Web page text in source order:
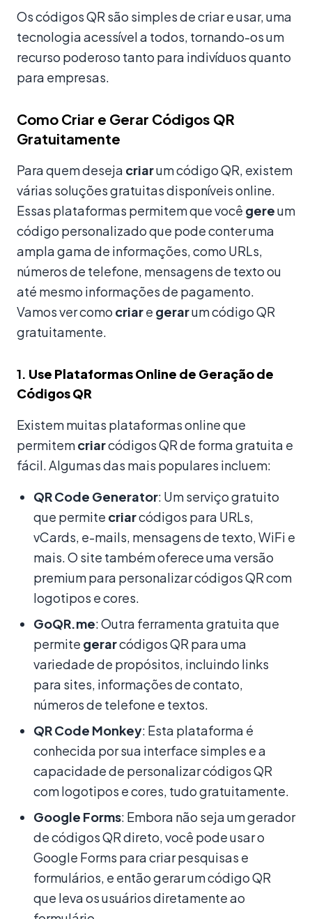
Os códigos QR são simples de criar e usar, uma
tecnologia acessível a todos, tornando-os um
recurso poderoso tanto para indivíduos quanto
para empresas.
Como Criar e Gerar Códigos QR
Gratuitamente
Para quem deseja criarum código QR, existem
várias soluções gratuitas disponíveis online.
Essas plataformas permitem que você gereum
código personalizado que pode conter uma
ampla gama de informações, como URLs,
números de telefone, mensagens de texto ou
até mesmo informações de pagamento.
Vamos ver como criare gerarum código QR
gratuitamente.
1. Use Plataformas Online de Geração de
Códigos QR
Existem muitas plataformas online que
permitemcriarcódigos QR de forma gratuita e
fácil. Algumas das mais populares incluem:
QR Code Generator: Um serviço gratuito
que permite criarcódigos para URLs,
vCards, e-mails, mensagens de texto, WiFi e
mais. O site também oferece uma versão
premium para personalizar códigos QR com
logotipos e cores.
GoQR.me: Outra ferramenta gratuita que
permite gerarcódigos QR para uma
variedade de propósitos, incluindo links
para sites, informações de contato,
números de telefone e textos.
QR Code Monkey: Esta plataforma é
conhecida por sua interface simples e a
capacidade de personalizar códigos QR
com logotipos e cores, tudo gratuitamente.
Google Forms: Embora não seja um gerador
de códigos QR direto, você pode usar o
Google Forms para criar pesquisas e
formulários, e então gerar um código QR
que leva os usuários diretamente ao